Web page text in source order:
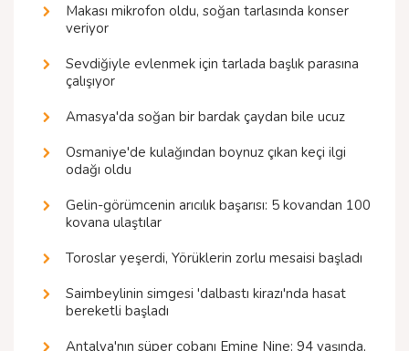
Makası mikrofon oldu, soğan tarlasında konser
veriyor
Sevdiğiyle evlenmek için tarlada başlık parasına
çalışıyor
Amasya'da soğan bir bardak çaydan bile ucuz
Osmaniye'de kulağından boynuz çıkan keçi ilgi
odağı oldu
Gelin-görümcenin arıcılık başarısı: 5 kovandan 100
kovana ulaştılar
Toroslar yeşerdi, Yörüklerin zorlu mesaisi başladı
Saimbeylinin simgesi 'dalbastı kirazı'nda hasat
bereketli başladı
Antalya'nın süper çobanı Emine Nine: 94 yaşında,